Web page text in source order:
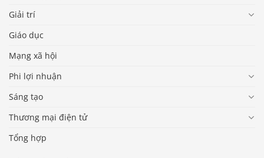
Giải trí
Giáo dục
Mạng xã hội
Phi lợi nhuận
Sáng tạo
Thương mại điện tử
Tổng hợp